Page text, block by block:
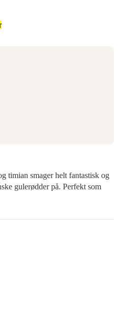
timian smager helt fantastisk og
gulerødder på. Perfekt som